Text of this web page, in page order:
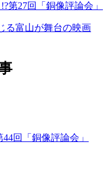
第27回「銅像評論会」
る富山が舞台の映画
回「銅像評論会」